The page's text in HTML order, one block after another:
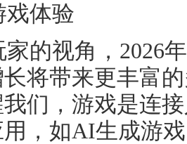
戏体验
家的视角，2026
将带来更丰富
们，游戏是连
，如AI生成游